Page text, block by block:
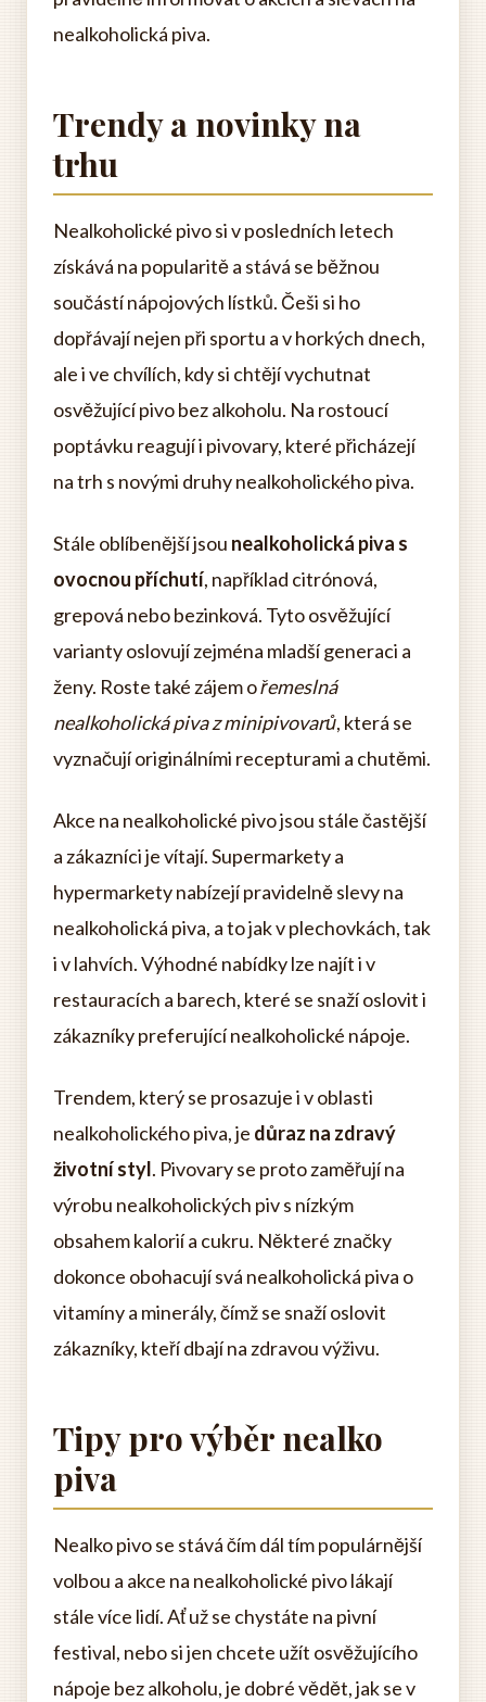
nealkoholická piva.
Trendy a novinky na
trhu
Nealkoholické pivo si v posledních letech
získává na popularitě a stává se běžnou
součástí nápojových lístků. Češi si ho
dopřávají nejen při sportu a v horkých dnech,
ale i ve chvílích, kdy si chtějí vychutnat
osvěžující pivo bez alkoholu. Na rostoucí
poptávku reagují i pivovary, které přicházejí
na trh s novými druhy nealkoholického piva.
Stále oblíbenější jsou nealkoholická piva s
ovocnou příchutí, například citrónová,
grepová nebo bezinková. Tyto osvěžující
varianty oslovují zejména mladší generaci a
ženy. Roste také zájem ořemeslná
nealkoholická piva z minipivovarů, která se
vyznačují originálními recepturami a chutěmi.
Akce na nealkoholické pivo jsou stále častější
a zákazníci je vítají. Supermarkety a
hypermarkety nabízejí pravidelně slevy na
nealkoholická piva, a to jak v plechovkách, tak
i v lahvích. Výhodné nabídky lze najít i v
restauracích a barech, které se snaží oslovit i
zákazníky preferující nealkoholické nápoje.
Trendem, který se prosazuje i v oblasti
nealkoholického piva, je důraz na zdravý
životní styl. Pivovary se proto zaměřují na
výrobu nealkoholických piv s nízkým
obsahem kalorií a cukru. Některé značky
dokonce obohacují svá nealkoholická piva o
vitamíny a minerály, čímž se snaží oslovit
zákazníky, kteří dbají na zdravou výživu.
Tipy pro výběr nealko
piva
Nealko pivo se stává čím dál tím populárnější
volbou a akce na nealkoholické pivo lákají
stále více lidí. Ať už se chystáte na pivní
festival, nebo si jen chcete užít osvěžujícího
nápoje bez alkoholu, je dobré vědět, jak se v